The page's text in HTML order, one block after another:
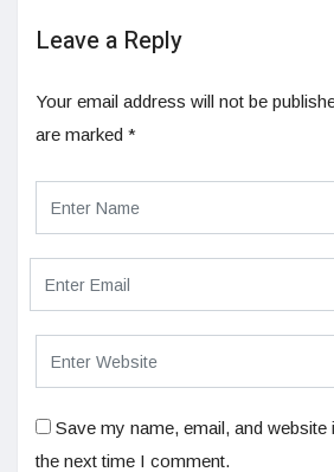
Leave a Reply
Your email address will not be
are marked *
Save my name, email, and
the next time I comment.